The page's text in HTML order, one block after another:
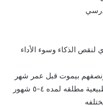
لنقص الذكاء وسوء الأداء